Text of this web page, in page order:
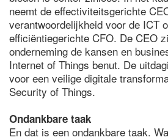
neemt de effectiviteitsgerichte
verantwoordelijkheid voor de ICT
efficiëntiegerichte CFO. De CEO
onderneming de kansen en
Internet of Things benut. De
voor een veilige digitale
Security of Things.
Ondankbare taak
En dat is een ondankbare taak.